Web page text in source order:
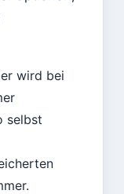
wird bei
selbst